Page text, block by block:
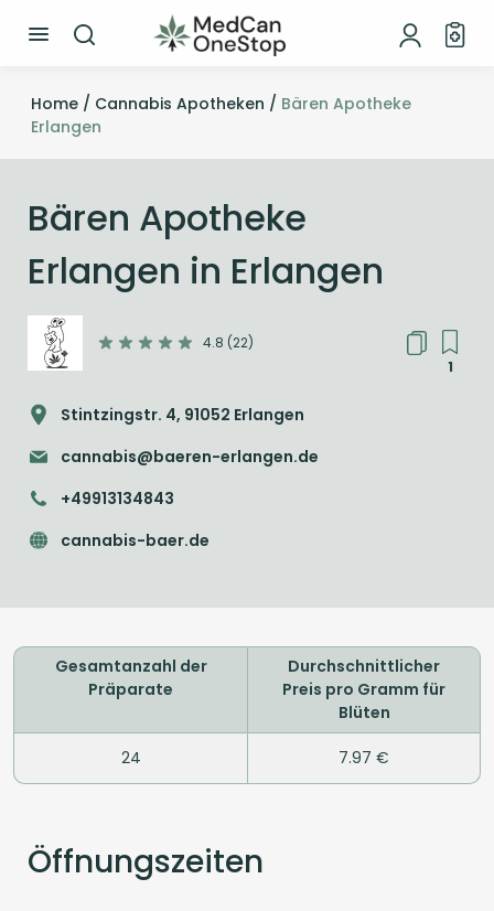
Home / Cannabis Apotheken / Bären Apotheke
Erlangen
Bären Apotheke
Erlangen in Erlangen
4.8 (22)
1
Stintzingstr. 4, 91052 Erlangen
cannabis@baeren-erlangen.de
+49913134843
cannabis-baer.de
Gesamtanzahl der
Präparate
24
Durchschnittlicher
Preis pro Gramm für
Blüten
7.97 €
Öffnungszeiten